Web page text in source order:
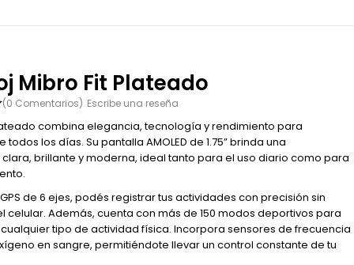
Mibro Fit Plateado
(0 Comentarios) Escribe una reseña
combina elegancia, tecnología y rendimiento para
los días. Su pantalla AMOLED de 1.75” brinda una
brillante y moderna, ideal tanto para el uso diario como para
de 6 ejes, podés registrar tus actividades con precisión sin
celular. Además, cuenta con más de 150 modos deportivos para
tipo de actividad física. Incorpora sensores de frecuencia
en sangre, permitiéndote llevar un control constante de tu